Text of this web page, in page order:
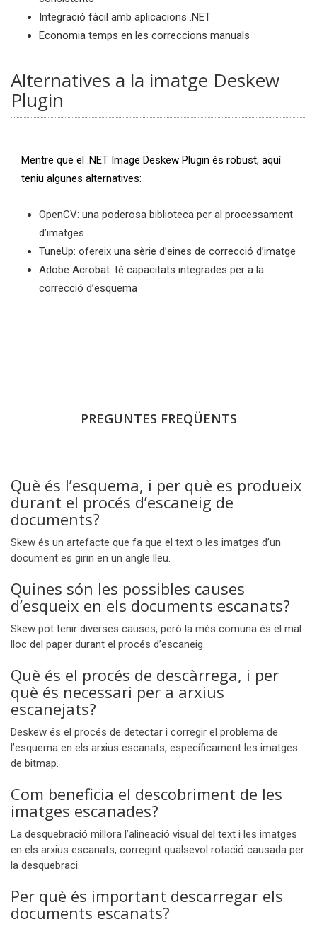
Integració fàcil amb aplicacions .NET
Economia temps en les correccions manuals
Alternatives a la imatge Deskew
Plugin
Mentre que el .NET Image Deskew Plugin és robust, aquí
teniu algunes alternatives:
OpenCV: una poderosa biblioteca per al processament
d’imatges
TuneUp: ofereix una sèrie d’eines de correcció d’imatge
Adobe Acrobat: té capacitats integrades per a la
correcció d’esquema
PREGUNTES FREQÜENTS
Què és l’esquema, i per què es produeix
durant el procés d’escaneig de
documents?
Skew és un artefacte que fa que el text o les imatges d’un
document es girin en un angle lleu.
Quines són les possibles causes
d’esqueix en els documents escanats?
Skew pot tenir diverses causes, però la més comuna és el mal
lloc del paper durant el procés d’escaneig.
Què és el procés de descàrrega, i per
què és necessari per a arxius
escanejats?
Deskew és el procés de detectar i corregir el problema de
l’esquema en els arxius escanats, específicament les imatges
de bitmap.
Com beneficia el descobriment de les
imatges escanades?
La desquebració millora l’alineació visual del text i les imatges
en els arxius escanats, corregint qualsevol rotació causada per
la desquebraci.
Per què és important descarregar els
documents escanats?